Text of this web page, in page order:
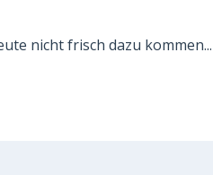
nicht frisch dazu kommen...